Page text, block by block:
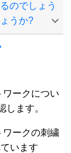
のでしょう
うか?
ークについ
ます。
ワークの刺繍
います